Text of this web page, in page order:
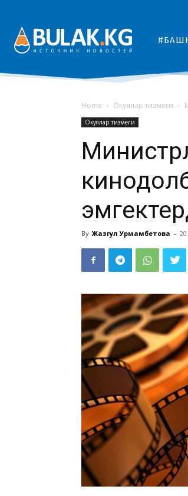
Home Окуялар тизмеги
Окуялар тизмеги
By Жазгул Урмамбетова -